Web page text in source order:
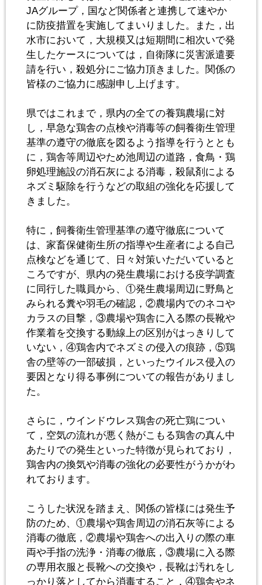
JAグループ，国など関係者と連携して速やか
に防疫措置を実施してまいりました。また，出
水市において，大規模又は短期間に相次いで発
生したケースについては，自衛隊に災害派遣要
請を行い，殺処分にご協力頂きました。関係の
皆様のご協力に感謝申し上げます。
県ではこれまで，県内の全ての養鶏農場に対
し，早急な鶏舎の点検や消毒等の飼養衛生管理
基準の遵守の徹底を図るよう指導を行うととも
に，鶏舎等周辺やため池周辺の道路，食鳥・鶏
卵処理施設の消石灰による消毒，殺鼠剤による
ネズミ駆除を行うなどの取組の強化を応援して
きました。
特に，飼養衛生管理基準の遵守徹底について
は、家畜保健衛生所の指導や生産者による自己
点検などを通じて、日々対策いただいていると
ころですが、県内の発生農場における疫学調査
に同行した職員から、①発生農場周辺に野鳥と
みられる糞や羽毛の確認，②農場内でのネコや
カラスの目撃，③農場や鶏舎に入る際の長靴や
作業着を交換する動線上の区別がはっきりして
いない，④鶏舎内でネズミの侵入の痕跡，⑤鶏
舎の壁等の一部破損，といったウイルス侵入の
要因となり得る事例についての報告がありまし
た。
さらに，ウインドウレス鶏舎の死亡鶏につい
て，空気の流れが悪く熱がこもる鶏舎の真ん中
あたりでの発生といった特徴が見られており，
鶏舎内の換気や消毒の強化の必要性がうかがわ
れております。
こうした状況を踏まえ、関係の皆様には発生予
防のため、①農場や鶏舎周辺の消石灰等による
消毒の徹底，②農場や鶏舎への出入りの際の車
両や手指の洗浄・消毒の徹底，③農場に入る際
の専用衣服と長靴への交換や，長靴は汚れをし
っかり落としてから消毒すること，④鶏舎やネ